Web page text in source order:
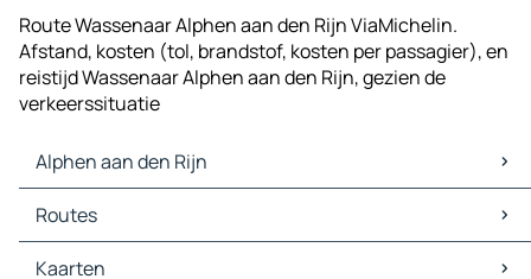
Route Wassenaar Alphen aan den Rijn ViaMichelin.
Afstand, kosten (tol, brandstof, kosten per passagier), en
reistijd Wassenaar Alphen aan den Rijn, gezien de
verkeerssituatie
Alphen aan den Rijn
Alphen aan den Rijn Kaarten
Alphen aan den Rijn Verkeer
Alphen aan den Rijn Hotels
Routes
Routes Alphen aan den Rijn - 's-Gravenhage
Kaarten